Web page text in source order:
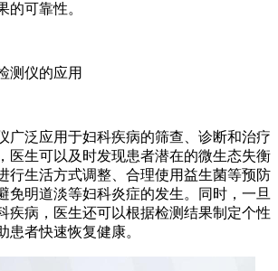
的可靠性。
测仪的应用
广泛应用于妇科疾病的筛查、诊断和治疗
医生可以及时发现患者潜在的微生态失衡
行生活方式调整、合理使用益生菌等预防
免明道淡等妇科炎症的发生。同时，一旦
疾病，医生还可以根据检测结果制定个性
患者快速恢复健康。